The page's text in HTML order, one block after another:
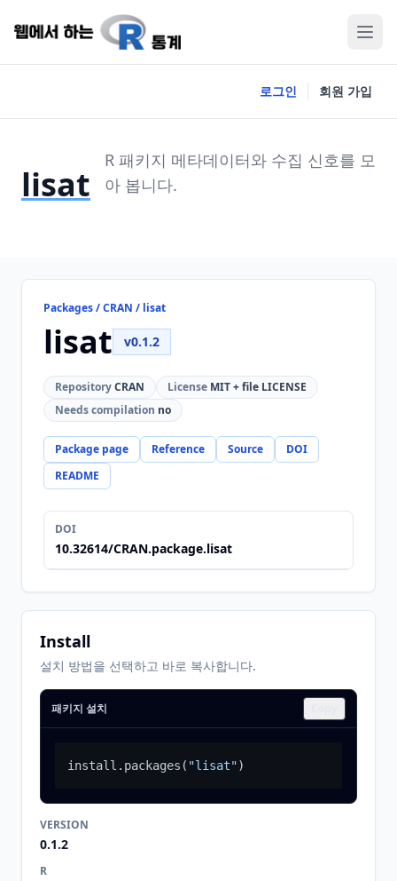
로그인 회원 가입
lisat
R 패키지 메타데이터와 수집 신호를 모
아 봅니다.
Packages / CRAN / lisat
lisat v0.1.2
RepositoryCRAN License MIT + file LICENSE
Needs compilation no
Package page Reference Source
DOI
README
DOI
10.32614/CRAN.package.lisat
Install
설치 방법을 선택하고 바로 복사합니다.
패키지 설치
install.packages ( "lisat")
VERSION
0.1.2
R